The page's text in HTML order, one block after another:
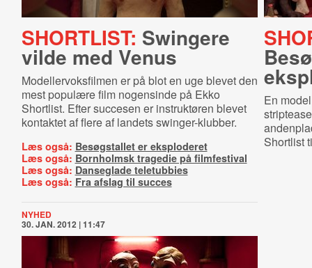
SHORTLIST: Swingere
vilde med Venus
Modellervoksfilmen er på blot en uge blevet den
mest populære film nogensinde på Ekko
Shortlist. Efter succesen er instruktøren blevet
kontaktet af flere af landets swinger-klubber.
Læs også: Besøgstallet er eksploderet
Læs også: Bornholmsk tragedie på filmfestival
Læs også: Danseglade teletubbies
Læs også: Fra afslag til succes
En
Shortlist
NYHED
30. JAN. 2012 | 11:47